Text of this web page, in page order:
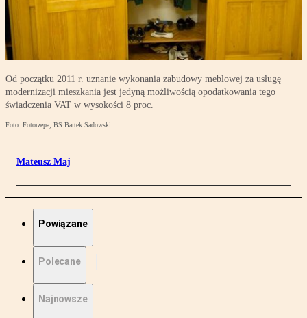
Od początku 2011 r. uznanie wykonania zabudowy meblowej za usługę
modernizacji mieszkania jest jedyną możliwością opodatkowania tego
świadczenia VAT w wysokości 8 proc.
Foto: Fotorzepa, BS Bartek Sadowski
Mateusz Maj
Powiązane
Polecane
Najnowsze